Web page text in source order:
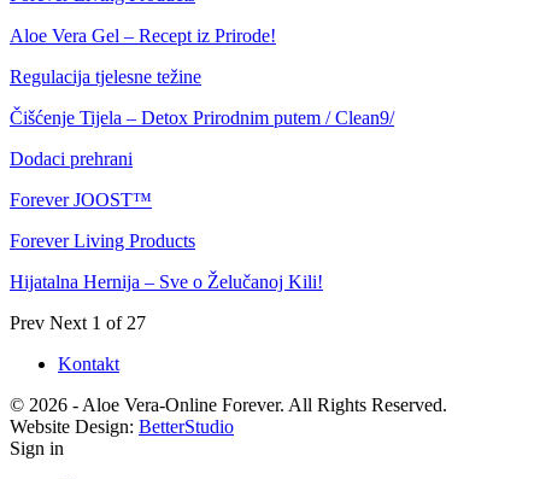
Aloe Vera Gel – Recept iz Prirode!
Regulacija tjelesne težine
Čišćenje Tijela – Detox Prirodnim putem / Clean9/
Dodaci prehrani
Forever JOOST™
Forever Living Products
Hijatalna Hernija – Sve o Želučanoj Kili!
Prev Next 1 of 27
Kontakt
© 2026 - Aloe Vera-Online Forever. All Rights Reserved.
Website Design: BetterStudio
Sign in